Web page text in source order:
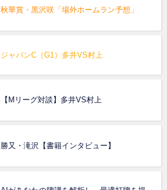
秋華賞・黒沢咲「場外ホームラン予想」
ジャパンC（G1）多井VS村上
【Mリーグ対談】多井VS村上
勝又・滝沢【書籍インタビュー】